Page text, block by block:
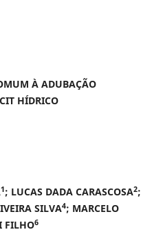
À ADUBAÇÃO
HÍDRICO
1; LUCAS DADA CARASCOSA2;
SILVA4; MARCELO
FILHO6